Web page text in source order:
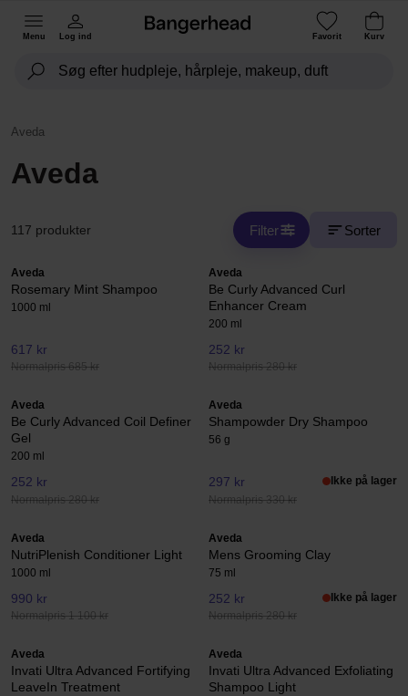
Menu Log ind Favorit Kurv
Aveda
Aveda
117 produkter Filter Sorter
Aveda
Rosemary Mint Shampoo
1000 ml
617 kr
Normalpris 685 kr
Aveda
Be Curly Advanced Curl
Enhancer Cream
200 ml
252 kr
Normalpris 280 kr
Aveda
Be Curly Advanced Coil Definer
Gel
200 ml
252 kr
Normalpris 280 kr
Aveda
Shampowder Dry Shampoo
56 g
297 kr
Normalpris 330 kr
Ikke på lager
Aveda
NutriPlenish Conditioner Light
1000 ml
990 kr
Normalpris 1 100 kr
Aveda
Mens Grooming Clay
75 ml
252 kr
Normalpris 280 kr
Ikke på lager
Aveda
Invati Ultra Advanced Fortifying
LeaveIn Treatment
Aveda
Invati Ultra Advanced Exfoliating
Shampoo Light